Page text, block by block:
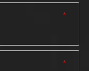
*
*